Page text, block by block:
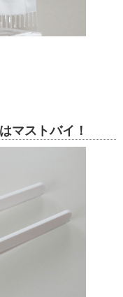
マストバイ！